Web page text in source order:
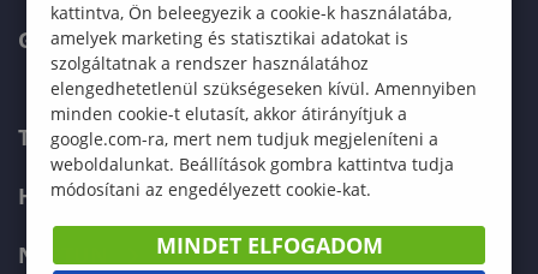
GREEN UNIVERSITY
TELEFONKÖNYV
HIBABEJELENTÉS
NEPTUN
kattintva, Ön beleegyezik a cookie-k használatába,
amelyek marketing és statisztikai adatokat is
szolgáltatnak a rendszer használatához
elengedhetetlenül szükségeseken kívül. Amennyiben
minden cookie-t elutasít, akkor átirányítjuk a
google.com-ra, mert nem tudjuk megjeleníteni a
weboldalunkat. Beállítások gombra kattintva tudja
módosítani az engedélyezett cookie-kat.
MINDET ELFOGADOM